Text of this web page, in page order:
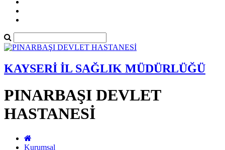
KAYSERİ İL SAĞLIK MÜDÜRLÜĞÜ
PINARBAŞI DEVLET
HASTANESİ
Kurumsal